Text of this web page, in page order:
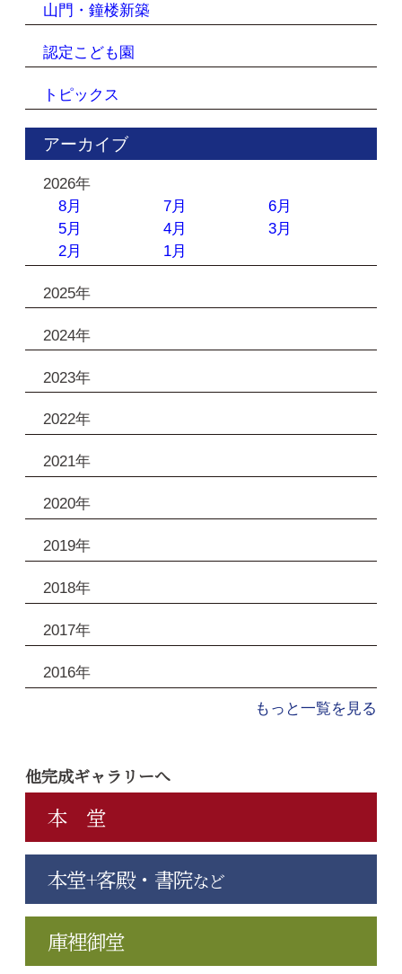
山門・鐘楼新築
認定こども園
トピックス
アーカイブ
2026年
8月
7月
6月
5月
4月
3月
2月
1月
2025年
2024年
2023年
2022年
2021年
2020年
2019年
2018年
2017年
2016年
もっと一覧を見る
他完成ギャラリーへ
本 堂
本堂+客殿・書院など
庫裡御堂